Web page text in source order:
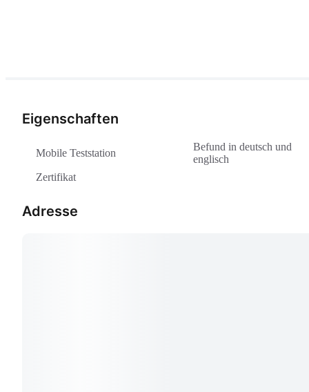
Eigenschaften
Mobile Teststation
Befund in deutsch und
englisch
Zertifikat
Adresse